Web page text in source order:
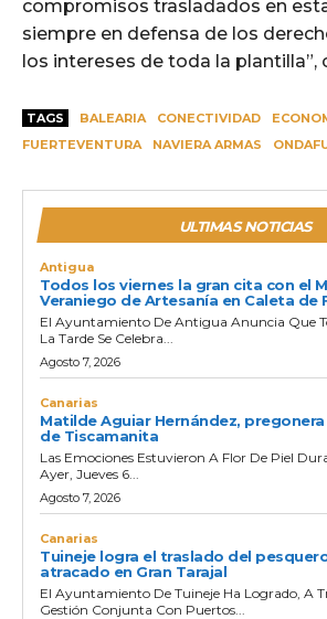
compromisos trasladados en
siempre en defensa de los
los intereses de toda la plantilla”,
TAGS BALEARIA CONECTIVIDAD
FUERTEVENTURA
NAVIERA ARMAS
ULTIMAS NOTICIAS
Antigua
Todos los viernes la gran cita con el
Veraniego de Artesanía en Caleta de
El Ayuntamiento De Antigua Anuncia Que
La Tarde Se Celebra...
Agosto 7, 2026
Canarias
Matilde Aguiar Hernández,
de Tiscamanita
Las Emociones Estuvieron A Flor De Piel
Ayer, Jueves 6...
Agosto 7, 2026
Canarias
Tuineje logra el traslado del
atracado en Gran Tarajal
El Ayuntamiento De Tuineje Ha Logrado, A
Gestión Conjunta Con Puertos...